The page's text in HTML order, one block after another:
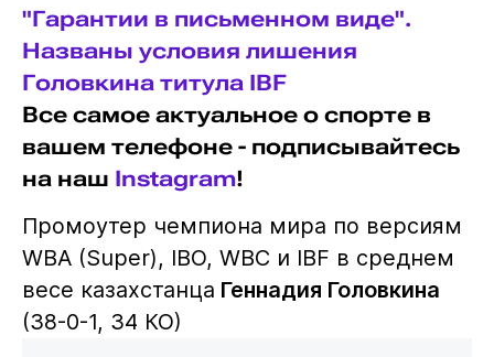
"Гарантии в письменном виде".
Названы условия лишения
Головкина титула IBF
Все самое актуальное о спорте в
вашем телефоне - подписывайтесь
на наш Instagram!
Промоутер чемпиона мира по версиям
WBA (Super), IBO, WBC и IBF в среднем
весе казахстанца Геннадия Головкина
(38-0-1, 34 КО)